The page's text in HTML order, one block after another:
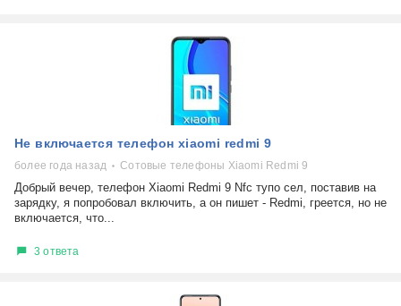
Не включается телефон xiaomi redmi 9
более года назад Сотовые телефоны Xiaomi Redmi 9
Добрый вечер, телефон Xiaomi Redmi 9 Nfc тупо сел, поставив на
зарядку, я попробовал включить, а он пишет - Redmi, греется, но не
включается, что...
3 ответа